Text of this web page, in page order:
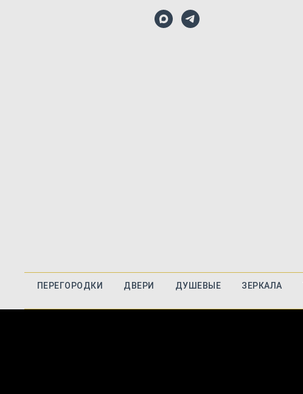
ПЕРЕГОРОДКИ ДВЕРИ ДУШЕВЫЕ ЗЕРКАЛА